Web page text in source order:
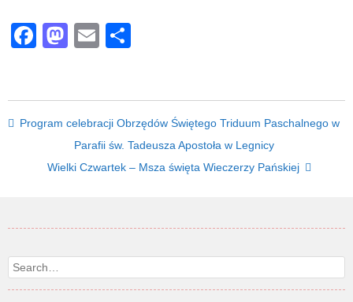
Facebook
Mastodon
Email
Post navigation
Program celebracji Obrzędów Świętego Triduum Paschalnego w
Parafii św. Tadeusza Apostoła w Legnicy
Wielki Czwartek – Msza święta Wieczerzy Pańskiej
Search